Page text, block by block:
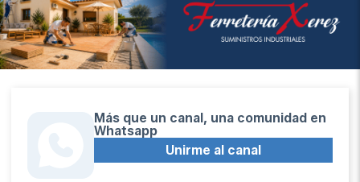
Más que un canal, una comunidad en
Whatsapp
Unirme al canal